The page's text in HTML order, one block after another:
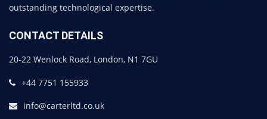
outstanding technological expertise.
CONTACT DETAILS
20-22 Wenlock Road, London, N1 7GU
+44 7751 155933
info@carterltd.co.uk